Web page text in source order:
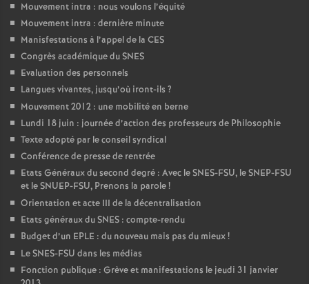
Mouvement intra : nous voulons l’équité
Mouvement intra : dernière minute
Manisfestations à l’appel de la CES
Congrès académique du SNES
Evaluation des personnels
Langues vivantes, jusqu’où iront-ils ?
Mouvement 2012 : une mobilité en berne
Lundi 18 juin : journée d’action des professeurs de Philosophie
Texte adopté par le conseil syndical
Conférence de presse de rentrée
Etats Généraux du second degré : Avec le SNES-FSU, le SNEP-FSU
et le SNUEP-FSU, Prenons la parole!
Orientation et acte III de la décentralisation
Etats généraux du SNES : compte-rendu
Budget d’un EPLE : du nouveau mais pas du mieux!
Le SNES-FSU dans les médias
Fonction publique : Grève et manifestations le jeudi 31 janvier